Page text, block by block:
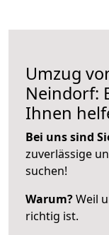
Umzug
Neindorf:
Ihnen
Bei uns sind
zuverlässige
suchen!
Warum?Weil
richtig ist.